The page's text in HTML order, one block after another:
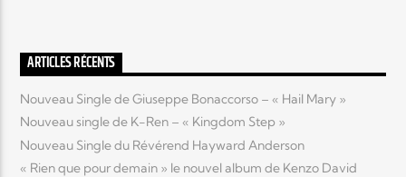
ARTICLES RÉCENTS
Nouveau Single de Giuseppe Bonaccorso – « Hail Mary »
Nouveau single de K-Ren – « Kingdom Step »
Nouveau Single du Révérend Hayward Anderson
« Rien que pour demain » le nouvel album de Kenzo David